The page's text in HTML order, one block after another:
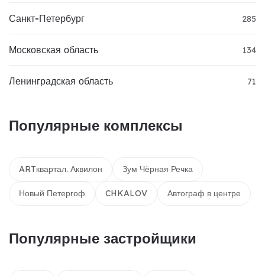
Санкт-Петербург 285
Московская область 134
Ленинградская область 71
Популярные комплексы
ARTквартал. Аквилон Зум Чёрная Речка
Новый Петергоф CHKALOV Автограф в центре
Популярные застройщики